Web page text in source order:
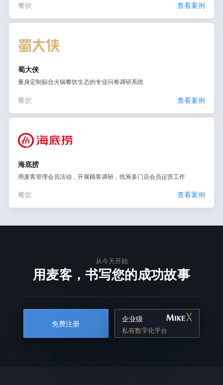
餐饮 查看案例
蜀大侠
量身定制贴合火锅餐饮生态的专业问卷调研系统
餐饮 查看案例
海底捞
用麦客管理会员活动，开展顾客调研，统筹多门店会员运营工作
餐饮 查看案例
从今天开始
用麦客，书写您的成功故事
免费注册
企业级
私有数字化平台